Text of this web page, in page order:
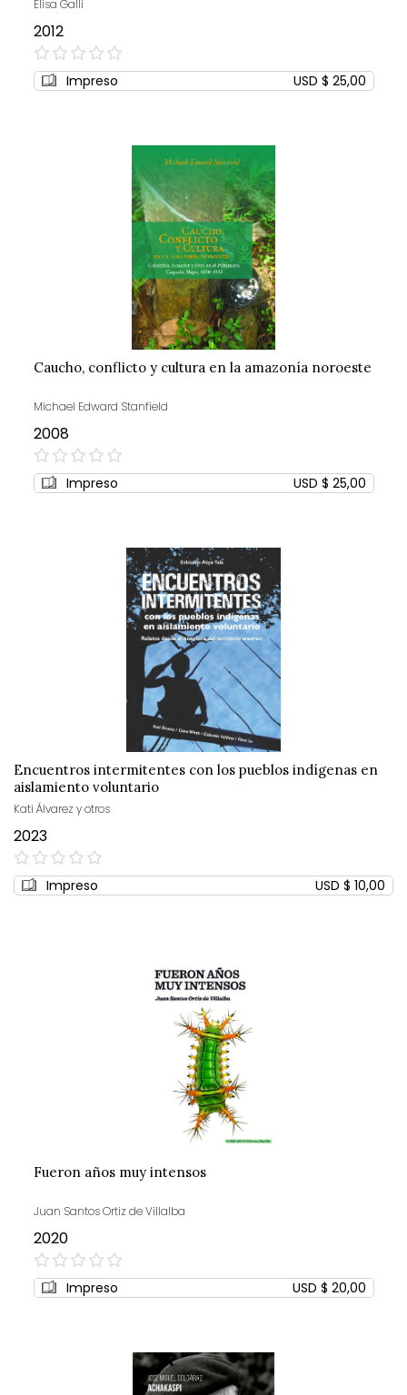
Elisa Galli
2012
0%
Impreso USD $ 25,00
Caucho, conflicto y cultura en la amazonía noroeste
Michael Edward Stanfield
2008
0%
Impreso USD $ 25,00
Encuentros intermitentes con los pueblos indígenas en
aislamiento voluntario
Kati Álvarez y otros
2023
0%
Impreso USD $ 10,00
Fueron años muy intensos
Juan Santos Ortiz de Villalba
2020
0%
Impreso USD $ 20,00